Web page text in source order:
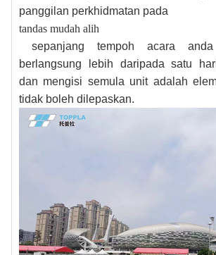
panggilan perkhidmatan pada
tandas mudah alih
sepanjang tempoh acara
berlangsung lebih daripada satu
dan mengisi semula unit adalah
tidak boleh dilepaskan.